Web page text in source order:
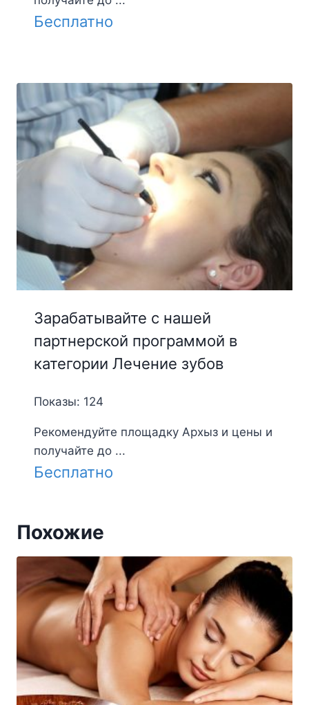
Бесплатно
Зарабатывайте с нашей
партнерской программой в
категории Лечение зубов
Показы: 124
Рекомендуйте площадку Архыз и цены и
получайте до ...
Бесплатно
Похожие